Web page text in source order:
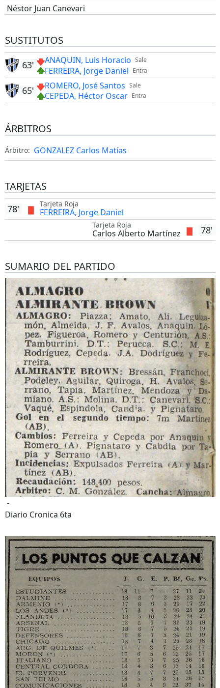
Néstor Juan Canevari
SUSTITUTOS
Sale
ANAQUIN, Luis Horacio
Entra
FERREIRA, Jorge Daniel
63'
Sale
ROMERO, José Santos
Entra
CEPEDA, Héctor Oscar
65'
ÁRBITROS
Árbitro: GONZALEZ Carlos Matías
TARJETAS
Tarjeta Roja
FERREIRA, Jorge Daniel
78'
78'
Tarjeta Roja
Carlos Alberto Martínez
SUMARIO DEL PARTIDO
-
Diario Cronica 6ta